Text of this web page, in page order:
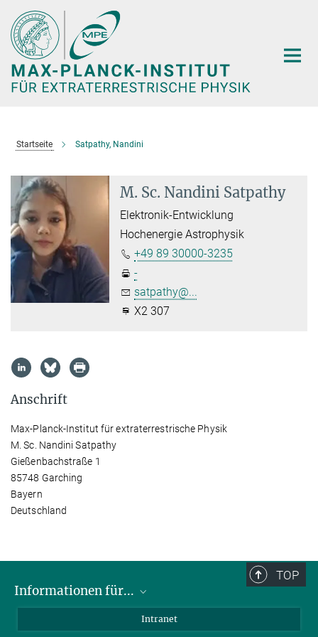
Hauptinhalt
Startseite Satpathy, Nandini
M. Sc. Nandini Satpathy
Elektronik-Entwicklung
Hochenergie Astrophysik
+49 89 30000-3235
-
satpathy@...
X2 307
Anschrift
Max-Planck-Institut für extraterrestrische Physik
M. Sc. Nandini Satpathy
Gießenbachstraße 1
85748 Garching
Bayern
Deutschland
TOP
Informationen für...
Intranet